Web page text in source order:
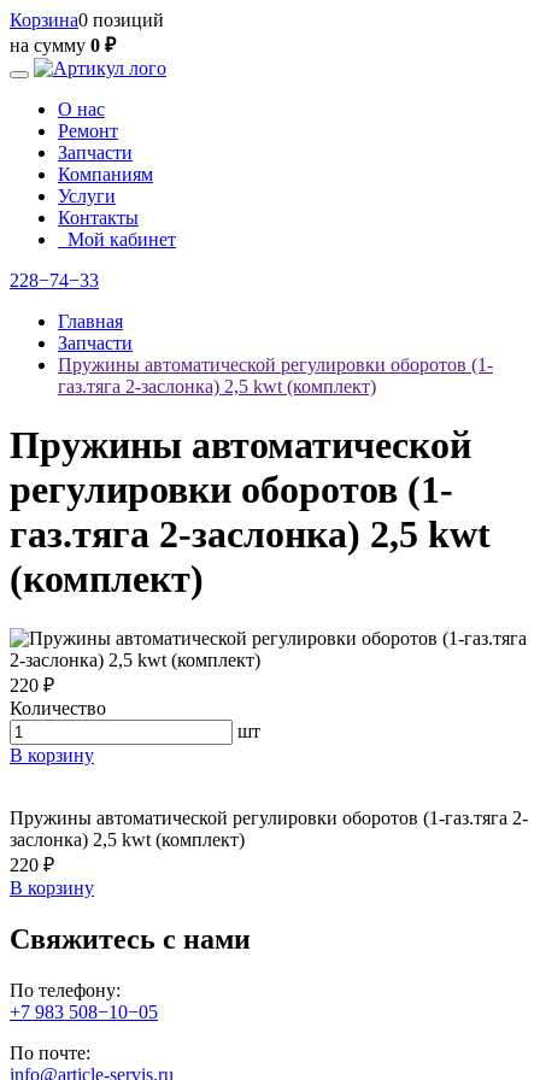
Корзина0 позиций
на сумму 0 ₽
О нас
Ремонт
Запчасти
Компаниям
Услуги
Контакты
Мой кабинет
228−74−33
Главная
Запчасти
Пружины автоматической регулировки оборотов (1-
газ.тяга 2-заслонка) 2,5 kwt (комплект)
Пружины автоматической
регулировки оборотов (1-
газ.тяга 2-заслонка) 2,5 kwt
(комплект)
220 ₽
Количество
шт
В корзину
Пружины автоматической регулировки оборотов (1-газ.тяга 2-
заслонка) 2,5 kwt (комплект)
220 ₽
В корзину
Свяжитесь с нами
По телефону:
+7 983 508−10−05
По почте:
info@article-servis.ru